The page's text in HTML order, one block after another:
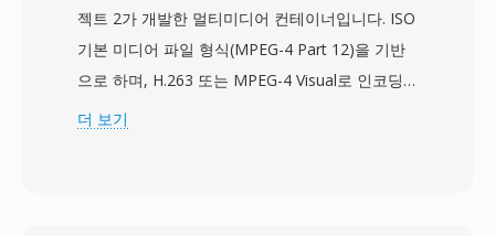
젝트 2가 개발한 멀티미디어 컨테이너입니다. ISO
기본 미디어 파일 형식(MPEG-4 Part 12)을 기반
으로 하며, H.263 또는 MPEG-4 Visual로 인코딩
된 비디오와 AMR, EVRC, AAC 코덱의 오디오를
더 보기